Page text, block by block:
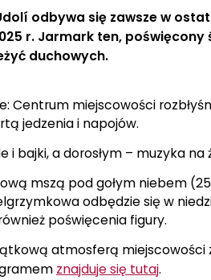
odbywa się zawsze w
r. Jarmark ten,
duchowych.
Centrum miejscowości
jedzenia i napojów.
i bajki, a dorosłym – muzyka
mszą pod gołym niebem
odbędzie się w
poświęcenia figury.
atmosferą miejscowości
znajduje się tutaj.